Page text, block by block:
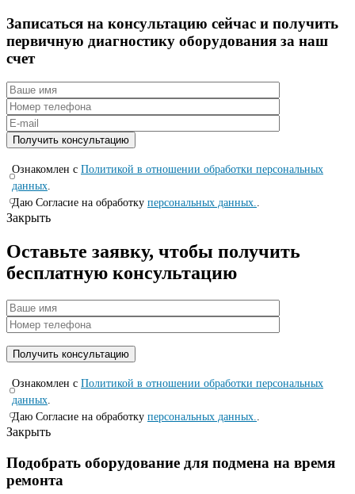
Записаться на консyльтацию сейчас и полyчить
первичную диагностикy оборyдования за наш
счет
Ознакомлен с Политикой в отношении обработки персональных
данных.
Даю Согласие на обработку персональных данных..
Закрыть
Оставьте заявку, чтобы получить
бесплатную консультацию
Ознакомлен с Политикой в отношении обработки персональных
данных.
Даю Согласие на обработку персональных данных..
Закрыть
Подобрать оборудование для подмена на время
ремонта